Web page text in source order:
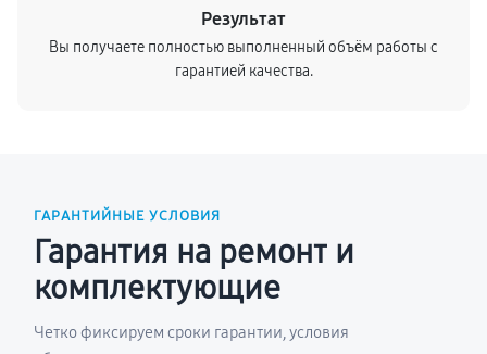
Результат
Вы получаете полностью выполненный объём работы с
гарантией качества.
ГАРАНТИЙНЫЕ УСЛОВИЯ
Гарантия на ремонт и
комплектующие
Четко фиксируем сроки гарантии, условия